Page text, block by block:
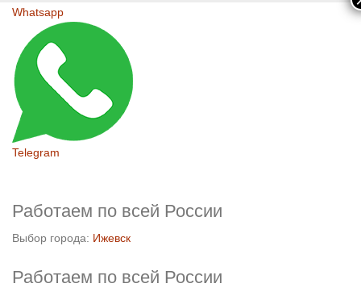
Whatsapp
Telegram
Работаем по всей России
Выбор города: Ижевск
Работаем по всей России